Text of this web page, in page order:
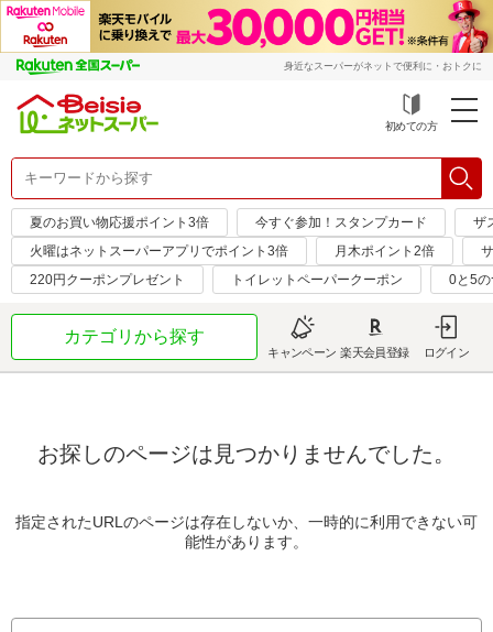
身近なスーパーがネットで便利に・おトクに
初めての方
夏のお買い物応援ポイント3倍 今すぐ参加！スタンプカード
ザ
火曜はネットスーパーアプリでポイント3倍
月木ポイント2倍
220円クーポンプレゼント
トイレットペーパークーポン 0と5
カテゴリから探す
キャンペーン 楽天会員登録 ログイン
お探しのページは見つかりませんでした。
指定されたURLのページは存在しないか、一時的に利用できない可
能性があります。